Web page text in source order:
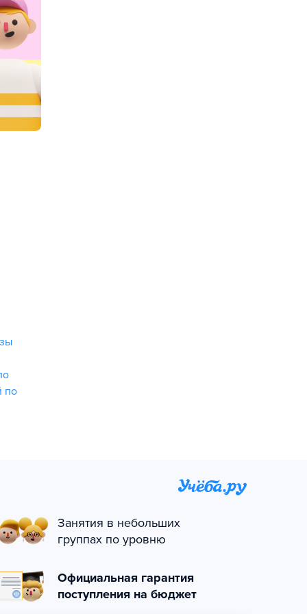
по
Занятия в небольших
группах по уровню
Официальная гарантия
поступления на бюджет